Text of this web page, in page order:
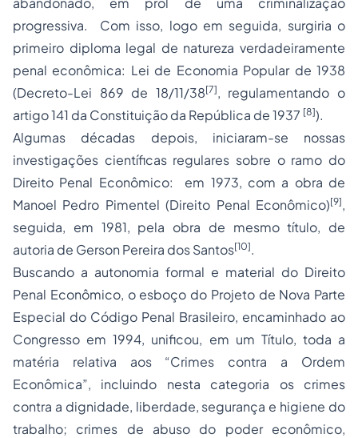
progressiva. Com isso, logo em seguida, surgiria o
primeiro diploma legal de natureza verdadeiramente
penal econômica: Lei de Economia Popular de 1938
(Decreto-Lei 869 de 18/11/38[7], regulamentando o
artigo 141 da Constituição da República de 1937 [8]).
Algumas décadas depois, iniciaram-se nossas
investigações científicas regulares sobre o ramo do
Direito Penal Econômico: em 1973, com a obra de
Manoel Pedro Pimentel (Direito Penal Econômico)[9],
seguida, em 1981, pela obra de mesmo título, de
autoria de Gerson Pereira dos Santos[10].
Buscando a autonomia formal e material do Direito
Penal Econômico, o esboço do Projeto de Nova Parte
Especial do Código Penal Brasileiro, encaminhado ao
Congresso em 1994, unificou, em um Título, toda a
matéria relativa aos “Crimes contra a Ordem
Econômica”, incluindo nesta categoria os crimes
contra a dignidade, liberdade, segurança e higiene do
trabalho; crimes de abuso do poder econômico,